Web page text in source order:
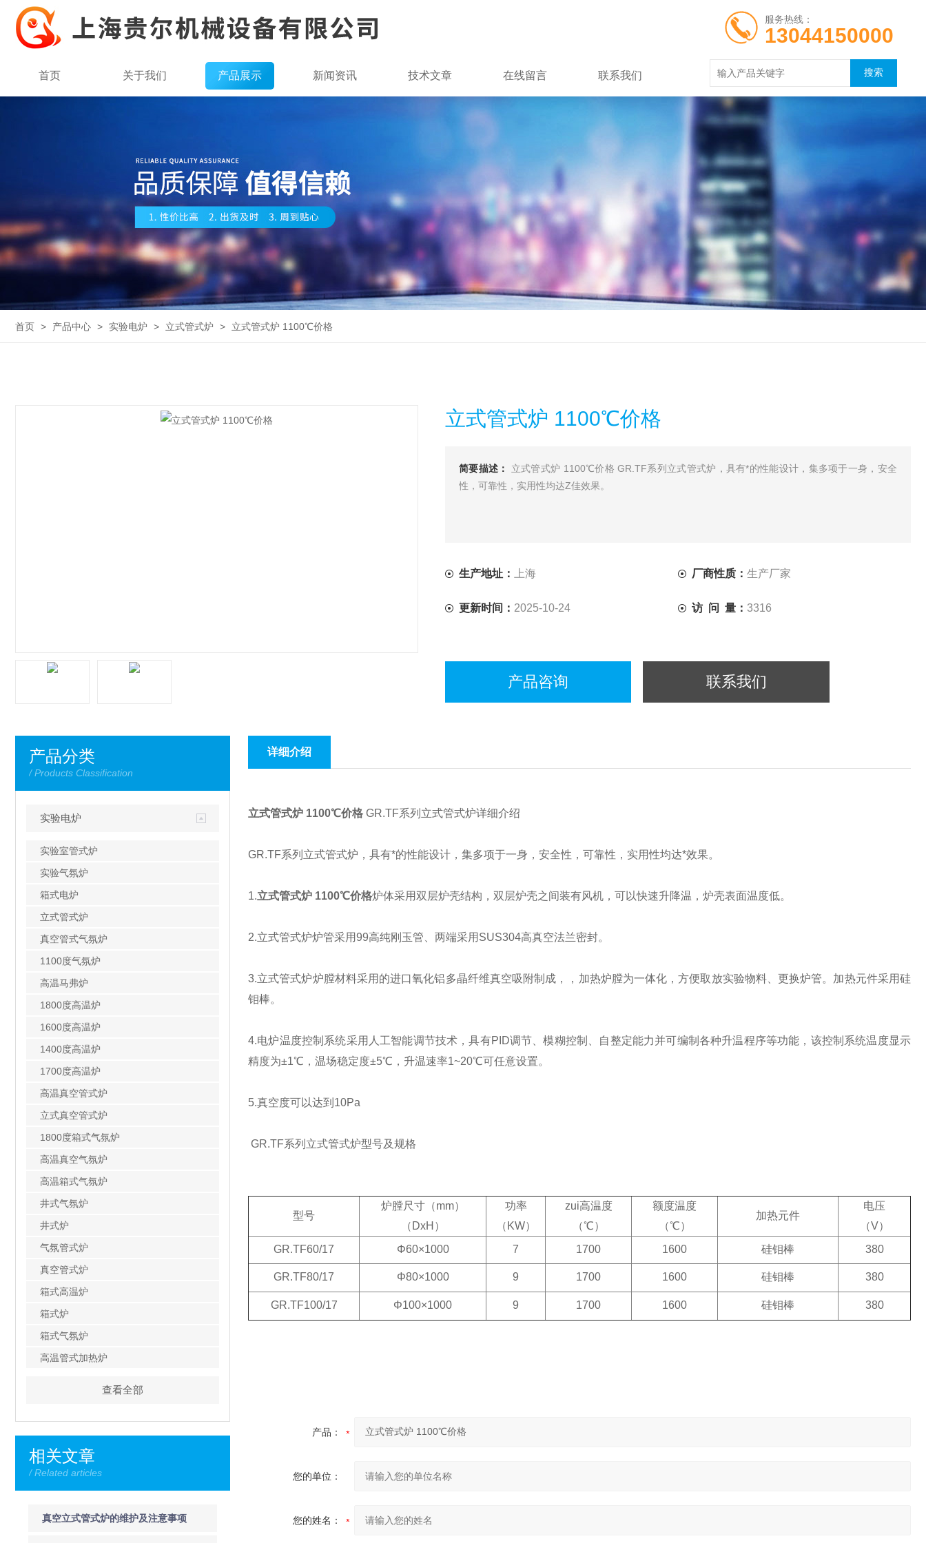
服务热线：
13044150000
首页 关于我们 产品展示 新闻资讯 技术文章 在线留言 联系我们
首页 > 产品中心 > 实验电炉 > 立式管式炉 > 立式管式炉 1100℃价格
立式管式炉 1100℃价格
简要描述：
立式管式炉 1100℃价格 GR.TF系列立式管式炉，具有*的性能设计，集多项于一身，安全
性，可靠性，实用性均达Z佳效果。
生产地址： 上海 厂商性质： 生产厂家
更新时间： 2025-10-24 访 问 量： 3316
产品咨询 联系我们
产品分类
/ Products Classification
实验电炉
实验室管式炉
实验气氛炉
箱式电炉
立式管式炉
真空管式气氛炉
1100度气氛炉
高温马弗炉
1800度高温炉
1600度高温炉
1400度高温炉
1700度高温炉
高温真空管式炉
立式真空管式炉
1800度箱式气氛炉
高温真空气氛炉
高温箱式气氛炉
井式气氛炉
井式炉
气氛管式炉
真空管式炉
箱式高温炉
箱式炉
箱式气氛炉
高温管式加热炉
查看全部
相关文章
/ Related articles
真空立式管式炉的维护及注意事项
详细介绍
立式管式炉 1100℃价格 GR.TF系列立式管式炉详细介绍
GR.TF系列立式管式炉，具有*的性能设计，集多项于一身，安全性，可靠性，实用性均达*效果。
1.立式管式炉 1100℃价格炉体采用双层炉壳结构，双层炉壳之间装有风机，可以快速升降温，炉壳表面温度低。
2.立式管式炉炉管采用99高纯刚玉管、两端采用SUS304高真空法兰密封。
3.立式管式炉炉膛材料采用的进口氧化铝多晶纤维真空吸附制成，，加热炉膛为一体化，方便取放实验物料、更换炉管。加热元件采用硅
钼棒。
4.电炉温度控制系统采用人工智能调节技术，具有PID调节、模糊控制、自整定能力并可编制各种升温程序等功能，该控制系统温度显示
精度为±1℃，温场稳定度±5℃，升温速率1~20℃可任意设置。
5.真空度可以达到10Pa
GR.TF系列立式管式炉型号及规格
型号
炉膛尺寸（mm）
（DxH）
功率
（KW）
zui高温度
（℃）
额度温度
（℃）
加热元件
电压
（V）
GR.TF60/17
Φ60×1000 7 1700 1600 硅钼棒 380
GR.TF80/17 Φ80×1000 9 1700 1600 硅钼棒 380
GR.TF100/17 Φ100×1000 9 1700 1600 硅钼棒 380
产品：
您的单位：
您的姓名：